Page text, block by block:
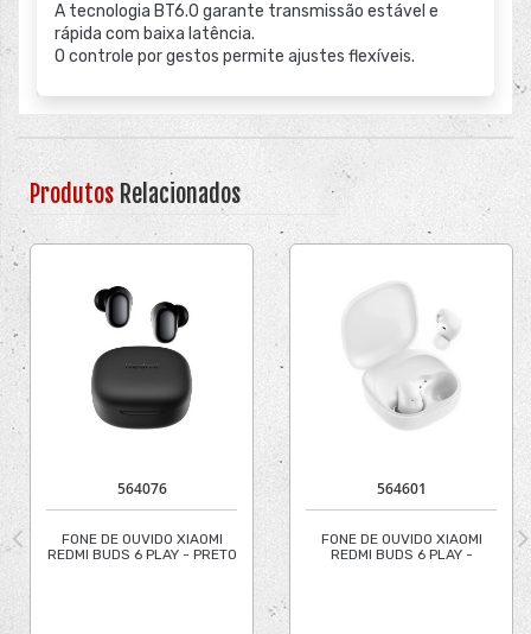
A tecnologia BT6.0 garante transmissão estável e
rápida com baixa latência.
O controle por gestos permite ajustes flexíveis.
Produtos Relacionados
564076
FONE DE OUVIDO XIAOMI
REDMI BUDS 6 PLAY - PRETO
564601
FONE DE OUVIDO XIAOMI
REDMI BUDS 6 PLAY -